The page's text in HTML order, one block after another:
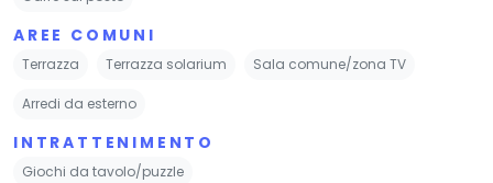
AREE COMUNI
Terrazza Terrazza solarium Sala comune/zona TV
Arredi da esterno
INTRATTENIMENTO
Giochi da tavolo/puzzle